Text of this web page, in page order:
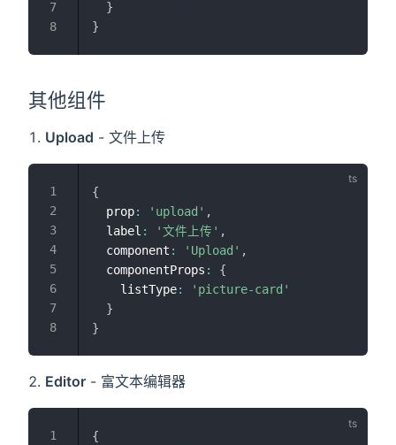
}
}
其他组件
Upload - 文件上传
{
  prop
: 'upload' ,
  label
: '文件上传' ,
  component
: 'Upload' ,
  componentProps
:
{
    listType
:
'picture-card'
}
}
Editor - 富文本编辑器
{